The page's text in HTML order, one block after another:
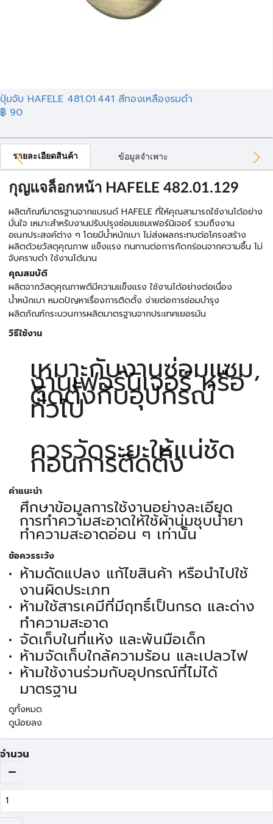
ปุ่มจับ HAFELE 481.01.441 สีทองเหลืองรมดำ
฿ 90
รายละเอียดสินค้า ข้อมูลจำเพาะ
กุญแจล็อกหน้า HAFELE 482.01.129
ผลิตภัณฑ์มาตรฐานจากแบรนด์ HAFELE ที่ให้คุณสามารถใช้งานได้อย่าง
มั่นใจ เหมาะสำหรับงานปรับปรุงซ่อมแซมเฟอร์นิเจอร์ รวมถึงงาน
อเนกประสงค์ต่าง ๆ โดยมีน้ำหนักเบา ไม่ส่งผลกระทบต่อโครงสร้าง
ผลิตด้วยวัสดุคุณภาพ แข็งแรง ทนทานต่อการกัดกร่อนจากความชื้น ไม่
จับคราบดำ ใช้งานได้นาน
คุณสมบัติ
ผลิตจากวัสดุคุณภาพดีมีความแข็งแรง ใช้งานได้อย่างต่อเนื่อง
น้ำหนักเบา หมดปัญหาเรื่องการติดตั้ง ง่ายต่อการซ่อมบำรุง
ผลิตภัณฑ์กระบวนการผลิตมาตรฐานจากประเทศเยอรมัน
วิธีใช้งาน
เหมาะกับงานซ่อมแซม,
งานเฟอร์นิเจอร์ หรือ
ติดตั้งกับอุปกรณ์
ทั่วไป
ควรวัดระยะให้แน่ชัด
ก่อนการติดตั้ง
คำแนะนำ
ศึกษาข้อมูลการใช้งานอย่างละเอียด
การทำความสะอาดให้ใช้ผ้านุ่มชุบน้ำยา
ทำความสะอาดอ่อน ๆ เท่านั้น
ข้อควรระวัง
ห้ามดัดแปลง แก้ไขสินค้า หรือนำไปใช้
งานผิดประเภท
ห้ามใช้สารเคมีที่มีฤทธิ์เป็นกรด และด่าง
ทำความสะอาด
จัดเก็บในที่แห้ง และพ้นมือเด็ก
ห้ามจัดเก็บใกล้ความร้อน และเปลวไฟ
ห้ามใช้งานร่วมกับอุปกรณ์ที่ไม่ได้
มาตรฐาน
ดูทั้งหมด
ดูน้อยลง
จำนวน